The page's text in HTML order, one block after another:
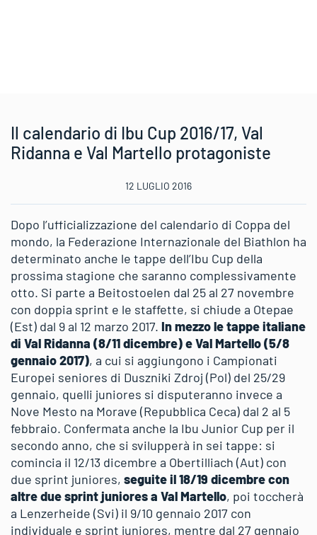
Il calendario di Ibu Cup 2016/17, Val
Ridanna e Val Martello protagoniste
12 LUGLIO 2016
Dopo l’ufficializzazione del calendario di Coppa del
mondo, la Federazione Internazionale del Biathlon ha
determinato anche le tappe dell’Ibu Cup della
prossima stagione che saranno complessivamente
otto. Si parte a Beitostoelen dal 25 al 27 novembre
con doppia sprint e le staffette, si chiude a Otepae
(Est) dal 9 al 12 marzo 2017. In mezzo le tappe italiane
di Val Ridanna (8/11 dicembre) e Val Martello (5/8
gennaio 2017), a cui si aggiungono i Campionati
Europei seniores di Duszniki Zdroj (Pol) del 25/29
gennaio, quelli juniores si disputeranno invece a
Nove Mesto na Morave (Repubblica Ceca) dal 2 al 5
febbraio. Confermata anche la Ibu Junior Cup per il
secondo anno, che si svilupperà in sei tappe: si
comincia il 12/13 dicembre a Obertilliach (Aut) con
due sprint juniores, seguite il 18/19 dicembre con
altre due sprint juniores a Val Martello, poi toccherà
a Lenzerheide (Svi) il 9/10 gennaio 2017 con
individuale e sprint juniores, mentre dal 27 gennaio